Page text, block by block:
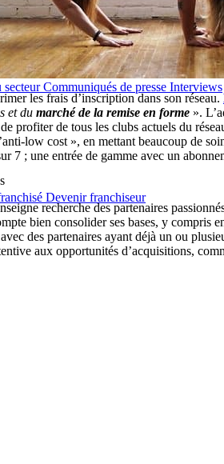
secteur Communiqués de presse Interviews
Devenir franchiseur
les frais d’inscription dans son réseau.
et du marché de la remise en forme ».
profiter de tous les clubs actuels du
low cost », en mettant beaucoup de
7 ; une entrée de gamme avec un
recherche des partenaires
bien consolider ses bases, y compris
des partenaires ayant déjà un ou
aux opportunités d’acquisitions,